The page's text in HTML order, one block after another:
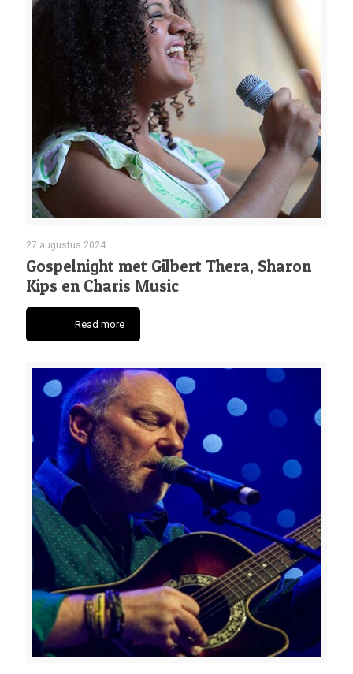
27 augustus 2024
Gospelnight met Gilbert Thera, Sharon
Kips en Charis Music
Read more